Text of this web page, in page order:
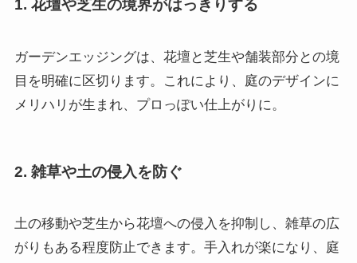
1. 花壇や芝生の境界がはっきりする
ガーデンエッジングは、花壇と芝生や舗装部分との境
目を明確に区切ります。これにより、庭のデザインに
メリハリが生まれ、プロっぽい仕上がりに。
2. 雑草や土の侵入を防ぐ
土の移動や芝生から花壇への侵入を抑制し、雑草の広
がりもある程度防止できます。手入れが楽になり、庭